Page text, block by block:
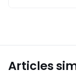
Articles